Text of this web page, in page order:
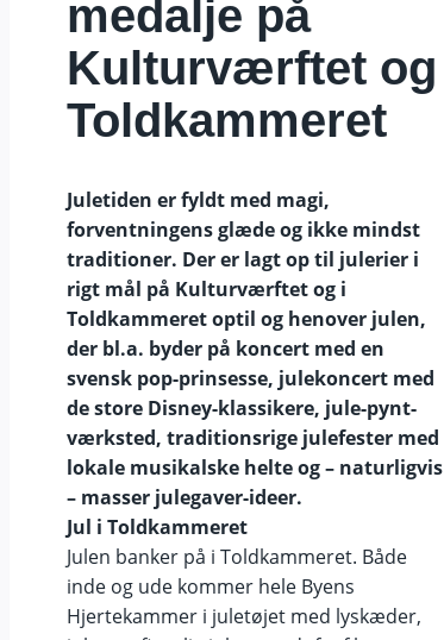
medalje på
Kulturværftet og
Toldkammeret
Juletiden er fyldt med magi,
forventningens glæde og ikke mindst
traditioner. Der er lagt op til julerier i
rigt mål på Kulturværftet og i
Toldkammeret optil og henover julen,
der bl.a. byder på koncert med en
svensk pop-prinsesse, julekoncert med
de store Disney-klassikere, jule-pynt-
værksted, traditionsrige julefester med
lokale musikalske helte og – naturligvis
– masser julegaver-ideer.
Jul i Toldkammeret
Julen banker på i Toldkammeret. Både
inde og ude kommer hele Byens
Hjertekammer i juletøjet med lyskæder,